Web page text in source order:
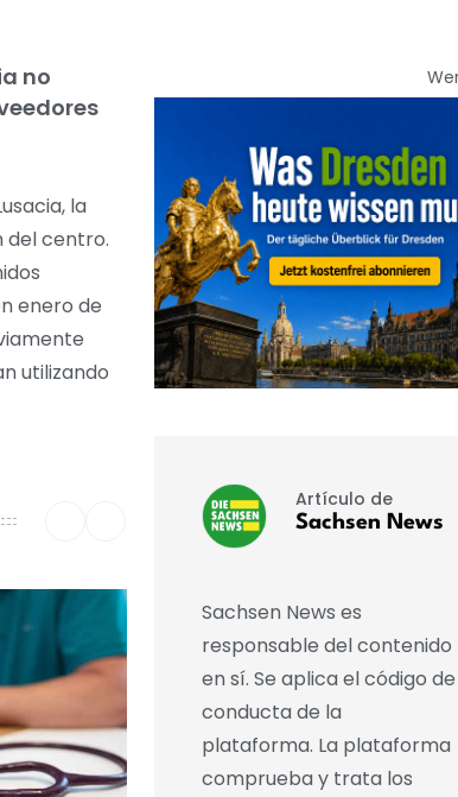
no
la
del centro.
enero de
utilizando
Artículo de
Sachsen News
Sachsen News es
responsable del contenido
en sí. Se aplica el código de
conducta de la
plataforma. La plataforma
comprueba y trata los